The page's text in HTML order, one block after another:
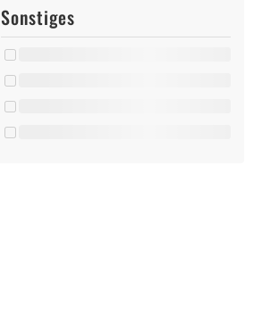
Sonstiges